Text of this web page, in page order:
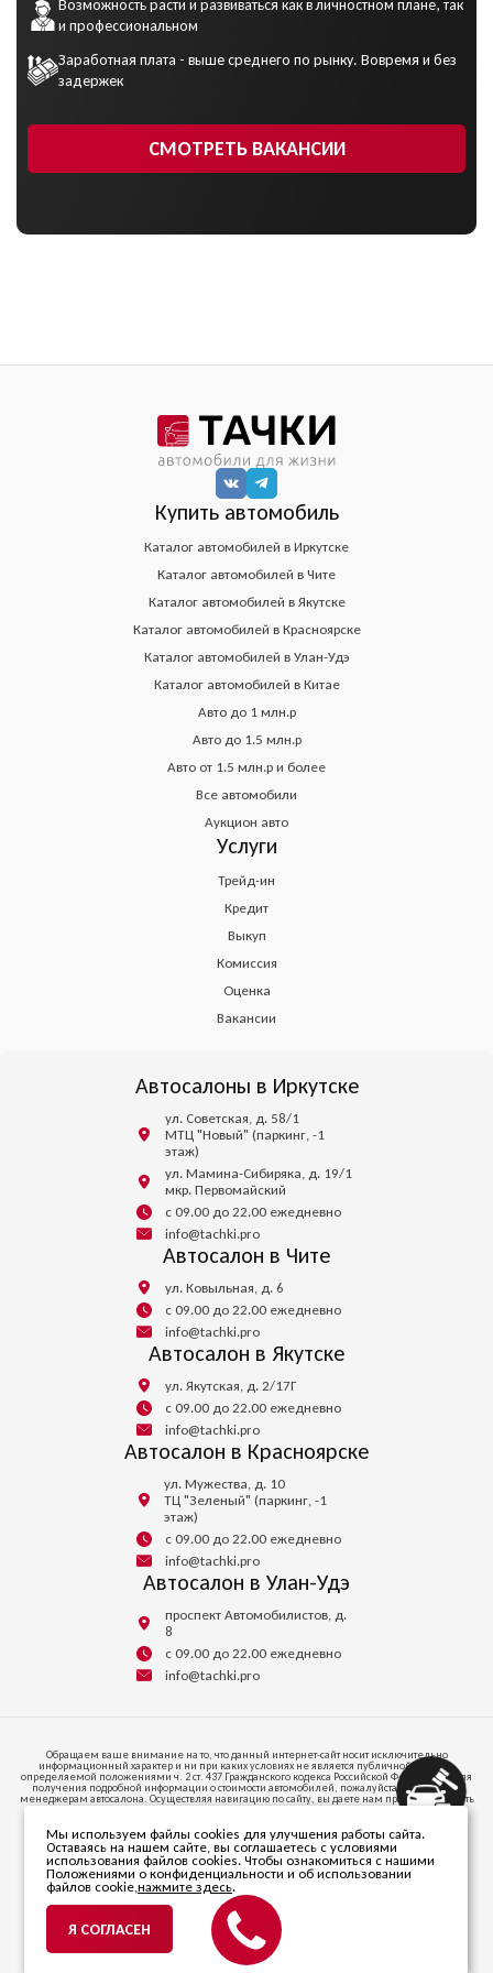
Возможность расти и развиваться как в личностном плане, так
и профессиональном
Заработная плата - выше среднего по рынку. Вовремя и без
задержек
СМОТРЕТЬ ВАКАНСИИ
Купить автомобиль
Каталог автомобилей в Иркутске
Каталог автомобилей в Чите
Каталог автомобилей в Якутске
Каталог автомобилей в Красноярске
Каталог автомобилей в Улан-Удэ
Каталог автомобилей в Китае
Авто до 1 млн.р
Авто до 1.5 млн.р
Авто от 1.5 млн.р и более
Все автомобили
Аукцион авто
Услуги
Трейд-ин
Кредит
Выкуп
Комиссия
Оценка
Вакансии
Автосалоны в Иркутске
ул. Советская, д. 58/1
МТЦ "Новый" (паркинг, -1
этаж)
ул. Мамина-Сибиряка, д. 19/1
мкр. Первомайский
с 09.00 до 22.00 ежедневно
info@tachki.pro
Автосалон в Чите
ул. Ковыльная, д. 6
с 09.00 до 22.00 ежедневно
info@tachki.pro
Автосалон в Якутске
ул. Якутская, д. 2/17Г
с 09.00 до 22.00 ежедневно
info@tachki.pro
Автосалон в Красноярске
ул. Мужества, д. 10
ТЦ "Зеленый" (паркинг, -1
этаж)
с 09.00 до 22.00 ежедневно
info@tachki.pro
Автосалон в Улан-Удэ
проспект Автомобилистов, д.
8
с 09.00 до 22.00 ежедневно
info@tachki.pro
Обращаем ваше внимание на то, что данный интернет-сайт носит исключительно
информационный характер и ни при каких условиях не является публичной офертой,
определяемой положениями ч. 2 ст. 437 Гражданского кодекса Российской Федерации. Для
получения подробной информации о стоимости автомобилей, пожалуйста, обратитесь к
менеджерам автосалона. Осуществляя навигацию по сайту, вы даете нам право запоминать
и иметь доступ к куки-файлам на вашем устройстве доступа к интернету.
664047, ИРКУТСКАЯ ОБЛАСТЬ, Г.О. ГОРОД ИРКУТСК, Г ИРКУТСК, УЛ СОВЕТСКАЯ, СТР. 58/1,
ПОМЕЩ. 53
Телефон +7 (395) 256-24-00
© 2026 ООО «Автопарк». Все права защищены.
ИНН 3811470838. ОГРН 1203800020346.
Политика в отношении
обработки персональных данных
Разработано компанией
Мы используем файлы cookies для улучшения работы сайта.
Оставаясь на нашем сайте, вы соглашаетесь с условиями
использования файлов cookies. Чтобы ознакомиться с нашими
Положениями о конфиденциальности и об использовании
файлов cookie,нажмите здесь.
Я СОГЛАСЕН